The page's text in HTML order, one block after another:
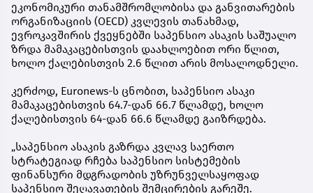
ეკონომიკური თანამშრომლობისა და განვითარების
ორგანიზაციის (OECD) კვლევის თანახმად,
ევროკავშირის ქვეყნებში საპენსიო ასაკის საშუალო
ზრდა მამაკაცებისთვის დაახლოებით ორი წლით,
ხოლო ქალებისთვის 2.6 წლით არის მოსალოდნელი.
კერძოდ, Euronews-ს ცნობით, საპენსიო ასაკი
მამაკაცებისთვის 64.7-დან 66.7 წლამდე, ხოლო
ქალებისთვის 64-დან 66.6 წლამდე გაიზრდება.
„საპენსიო ასაკის გაზრდა კვლავ საერთო
სტრატეგიად რჩება საპენსიო სისტემების
ფინანსური მდგრადობის უზრუნველსაყოფად
საპენსიო შეღავათების შემცირების გარეშე.